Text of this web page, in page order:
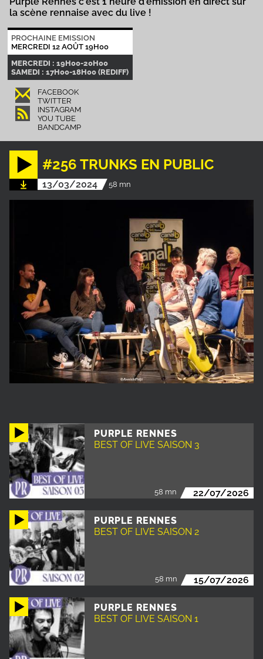
la scène rennaise avec du live !
PROCHAINE EMISSION
MERCREDI 12 AOÛT 19H00
MERCREDI : 19H00-20H00
SAMEDI : 17H00-18H00 (REDIFF)
FACEBOOK
TWITTER
INSTAGRAM
YOU TUBE
BANDCAMP
PURPLE RENNES
BEST OF LIVE SAISON 3
58 mn 22/07/2026
PURPLE RENNES
BEST OF LIVE SAISON 2
58 mn 15/07/2026
PURPLE RENNES
BEST OF LIVE SAISON 1
#256 TRUNKS EN PUBLIC
13/03/2024 58 mn